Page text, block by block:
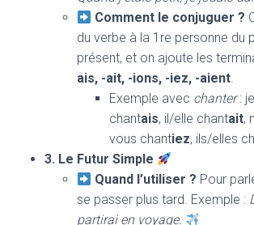
Comment le conjuguer ?
du verbe à la 1re personne du
présent, et on ajoute les
ais, -ait, -ions, -iez, -aient.
Exemple avec chanter:
chantais, il/elle chantait,
vous chantiez, ils/elles
3. Le Futur Simple
Quand l’utiliser ? Pour
se passer plus tard. Exemple :
partirai en voyage.